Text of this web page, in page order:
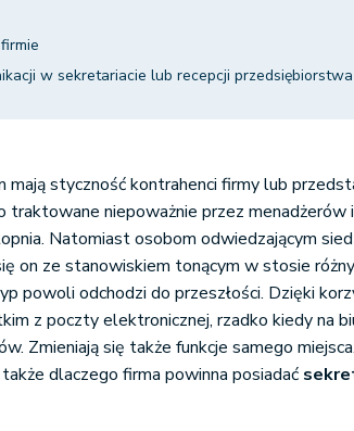
w sekretariacie lub recepcji przedsiębiorstwa
mają styczność kontrahenci firmy lub
traktowane niepoważnie przez menadżerów i
Natomiast osobom odwiedzającym
on ze stanowiskiem tonącym w stosie
powoli odchodzi do przeszłości. Dzięki
z poczty elektronicznej, rzadko kiedy na
Zmieniają się także funkcje samego
dlaczego firma powinna posiadać